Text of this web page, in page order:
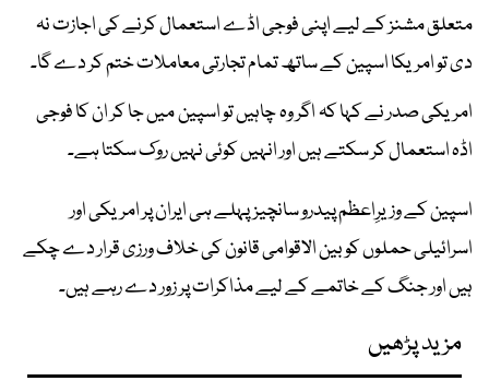
متعلق مشنز کے لیے اپنی فوجی اڈے استعمال کرنے کی اجازت نہ
دی تو امریکا اسپین کے ساتھ تمام تجارتی معاملات ختم کر دے گا۔
امریکی صدر نے کہا کہ اگر وہ چاہیں تو اسپین میں جا کر ان کا فوجی
اڈہ استعمال کر سکتے ہیں اور انہیں کوئی نہیں روک سکتا ہے۔
اسپین کے وزیرِاعظم پیدرو سانچیز پہلے ہی ایران پر امریکی اور
اسرائیلی حملوں کو بین الاقوامی قانون کی خلاف ورزی قرار دے چکے
ہیں اور جنگ کے خاتمے کے لیے مذاکرات پر زور دے رہے ہیں۔
مزید پڑھیں